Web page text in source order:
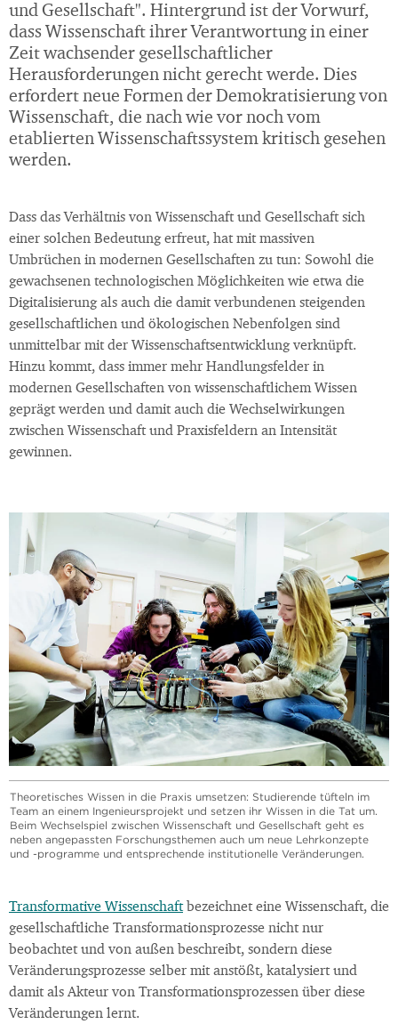
und Gesellschaft". Hintergrund ist der Vorwurf,
dass Wissenschaft ihrer Verantwortung in einer
Zeit wachsender gesellschaftlicher
Herausforderungen nicht gerecht werde. Dies
erfordert neue Formen der Demokratisierung von
Wissenschaft, die nach wie vor noch vom
etablierten Wissenschaftssystem kritisch gesehen
werden.
Dass das Verhältnis von Wissenschaft und Gesellschaft sich
einer solchen Bedeutung erfreut, hat mit massiven
Umbrüchen in modernen Gesellschaften zu tun: Sowohl die
gewachsenen technologischen Möglichkeiten wie etwa die
Digitalisierung als auch die damit verbundenen steigenden
gesellschaftlichen und ökologischen Nebenfolgen sind
unmittelbar mit der Wissenschaftsentwicklung verknüpft.
Hinzu kommt, dass immer mehr Handlungsfelder in
modernen Gesellschaften von wissenschaftlichem Wissen
geprägt werden und damit auch die Wechselwirkungen
zwischen Wissenschaft und Praxisfeldern an Intensität
gewinnen.
Theoretisches Wissen in die Praxis umsetzen: Studierende tüfteln im
Team an einem Ingenieursprojekt und setzen ihr Wissen in die Tat um.
Beim Wechselspiel zwischen Wissenschaft und Gesellschaft geht es
neben angepassten Forschungsthemen auch um neue Lehrkonzepte
und -programme und entsprechende institutionelle Veränderungen.
Transformative Wissenschaftbezeichnet eine Wissenschaft, die
gesellschaftliche Transformationsprozesse nicht nur
beobachtet und von außen beschreibt, sondern diese
Veränderungsprozesse selber mit anstößt, katalysiert und
damit als Akteur von Transformationsprozessen über diese
Veränderungen lernt.